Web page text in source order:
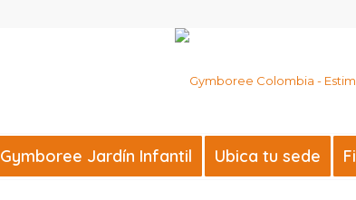
Gymboree Jardín Infantil Ubica tu sede